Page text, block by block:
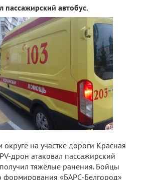
пассажирский автобус.
на участке дороги Красная
дрон атаковал пассажирский
получил тяжёлые ранения. Бойцы
формирования «БАРС-Белгород»